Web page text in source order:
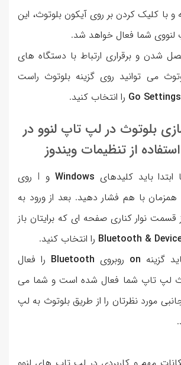
و با کلیک کردن بر روی آیکون بلوتوث، این
شما فعال خواهد شد.
شدن و برقراری ارتباط با دستگاه های
می توانید روی گزینه بلوتوث راست
Go Settings را انتخاب کنید.
بلوتوث در لپ تاپ لنوو در
باید کلیدهای
و I روی
همزمان با هم فشار دهید. بعد از ورود به
قسمت نوار کناری صفحه ای که برایتان باز
را انتخاب کنید.
گزینه on روبروی Bluetooth را فعال
لپ تاپ شما فعال شده است و شما می
مورد نظرتان را از طریق بلوتوث به لپ